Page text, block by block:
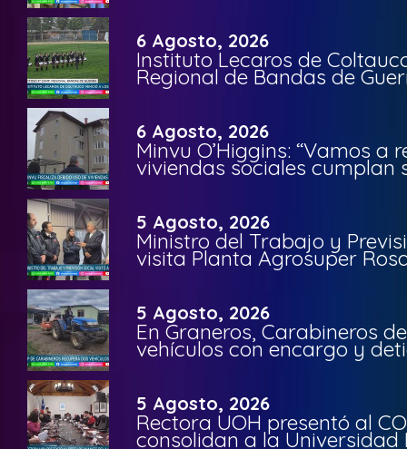
6 Agosto, 2026
Instituto Lecaros de
Regional de Bandas de
6 Agosto, 2026
Minvu O’Higgins: “Vamos a
viviendas sociales cumplan
5 Agosto, 2026
Ministro del Trabajo y
visita Planta Agrosuper
5 Agosto, 2026
En Graneros, Carabineros
vehículos con encargo y
5 Agosto, 2026
Rectora UOH presentó al
consolidan a la Universidad